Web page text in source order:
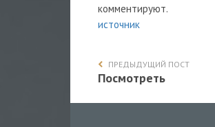
комментируют.
источник
ПРЕДЫДУЩИЙ ПОСТ
Посмотреть